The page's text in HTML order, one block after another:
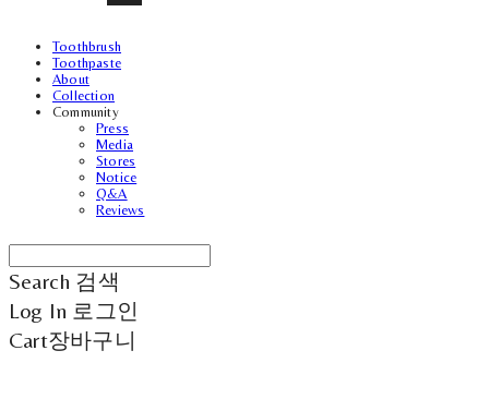
Toothbrush
Toothpaste
About
Collection
Community
Press
Media
Stores
Notice
Q&A
Reviews
Search 검색
Log In 로그인
Cart장바구니